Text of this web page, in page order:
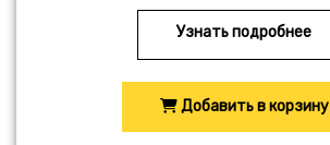
Узнать подробнее
Добавить в корзину